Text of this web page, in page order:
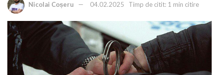
Nicolai Coșeru 04.02.2025 Timp de citit: 1 min citire